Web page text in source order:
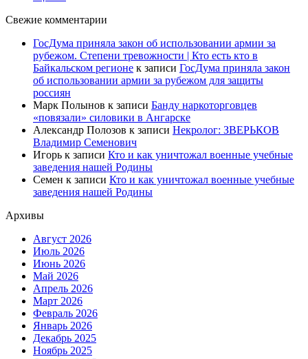
Свежие комментарии
ГосДума приняла закон об использовании армии за
рубежом. Степени тревожности | Кто есть кто в
Байкальском регионе к записи ГосДума приняла закон
об использовании армии за рубежом для защиты
россиян
Марк Полынов к записи Банду наркоторговцев
«повязали» силовики в Ангарске
Александр Полозов к записи Некролог: ЗВЕРЬКОВ
Владимир Семенович
Игорь к записи Кто и как уничтожал военные учебные
заведения нашей Родины
Семен к записи Кто и как уничтожал военные учебные
заведения нашей Родины
Архивы
Август 2026
Июль 2026
Июнь 2026
Май 2026
Апрель 2026
Март 2026
Февраль 2026
Январь 2026
Декабрь 2025
Ноябрь 2025